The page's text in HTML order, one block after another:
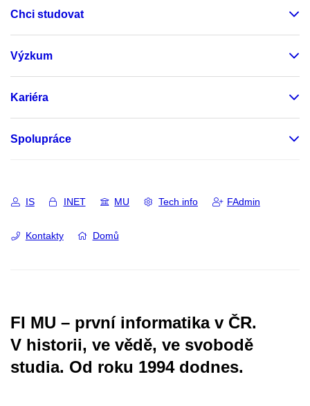
Chci studovat
Výzkum
Kariéra
Spolupráce
IS INET MU Tech info FAdmin
Kontakty Domů
FI MU – první informatika v ČR.
V historii, ve vědě, ve svobodě
studia. Od roku 1994 dodnes.